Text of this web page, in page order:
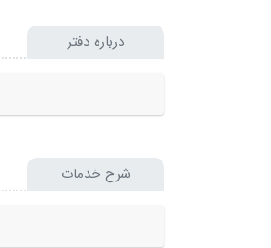
درباره دفتر
شرح خدمات